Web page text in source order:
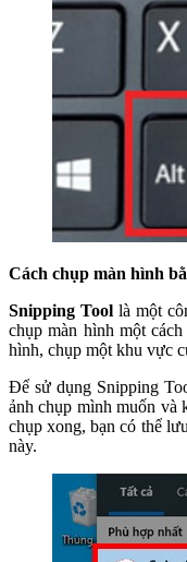
Cách chụp màn hình
Snipping Toollà một
chụp màn hình một
hình, chụp một khu vực
Để sử dụng Snipping
ảnh chụp mình muốn và
chụp xong, bạn có thể
này.